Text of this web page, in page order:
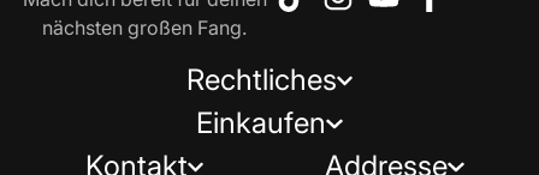
nächsten großen Fang.
Rechtliches
Einkaufen
Kontakt
Addresse